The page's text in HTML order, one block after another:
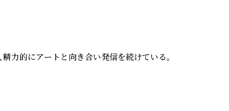
力的にアートと向き合い発信を続けている。